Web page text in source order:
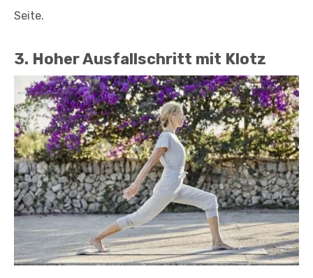
Seite.
3. Hoher Ausfallschritt mit Klotz